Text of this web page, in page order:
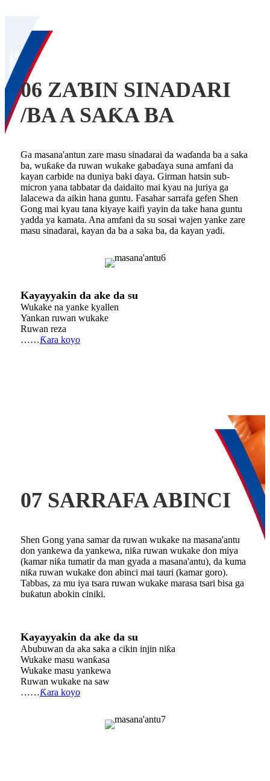
06 ZAƁIN SINADARI
/BA A SAƘA BA
Ga masana'antun zare masu sinadarai da waɗanda ba a saka
ba, wuƙaƙe da ruwan wukake gabaɗaya suna amfani da
kayan carbide na duniya baki ɗaya. Girman hatsin sub-
micron yana tabbatar da daidaito mai kyau na juriya ga
lalacewa da aikin hana guntu. Fasahar sarrafa gefen Shen
Gong mai kyau tana kiyaye kaifi yayin da take hana guntu
yadda ya kamata. Ana amfani da su sosai wajen yanke zare
masu sinadarai, kayan da ba a saka ba, da kayan yadi.
Kayayyakin da ake da su
Wukake na yanke kyallen
Yankan ruwan wukake
Ruwan reza
……Ƙara koyo
07 SARRAFA ABINCI
Shen Gong yana samar da ruwan wukake na masana'antu
don yankewa da yankewa, niƙa ruwan wukake don miya
(kamar niƙa tumatir da man gyada a masana'antu), da kuma
niƙa ruwan wukake don abinci mai tauri (kamar goro).
Tabbas, za mu iya tsara ruwan wukake marasa tsari bisa ga
buƙatun abokin ciniki.
Kayayyakin da ake da su
Abubuwan da aka saka a cikin injin niƙa
Wukake masu wanƙasa
Wukake masu yankewa
Ruwan wukake na saw
……Ƙara koyo